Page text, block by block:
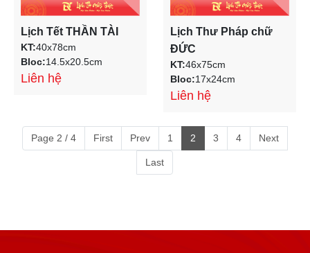
Lịch Tết THẦN TÀI
KT:40x78cm
Bloc:14.5x20.5cm
Liên hệ
Lịch Thư Pháp chữ
ĐỨC
KT:46x75cm
Bloc:17x24cm
Liên hệ
Page 2 / 4 First Prev 1 2 3 4 Next
Last